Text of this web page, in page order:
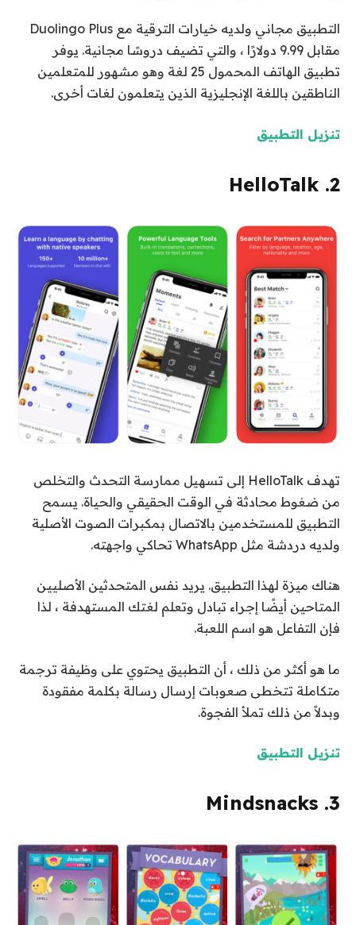
التطبيق مجاني ولديه خيارات الترقية مع Duolingo Plus
مقابل 9.99 دولارًا ، والتي تضيف دروسًا مجانية. يوفر
تطبيق الهاتف المحمول 25 لغة وهو مشهور للمتعلمين
الناطقين باللغة الإنجليزية الذين يتعلمون لغات أخرى.
تنزيل التطبيق
2. HelloTalk
تهدف HelloTalk إلى تسهيل ممارسة التحدث والتخلص
من ضغوط محادثة في الوقت الحقيقي والحياة. يسمح
التطبيق للمستخدمين بالاتصال بمكبرات الصوت الأصلية
ولديه دردشة مثل WhatsApp تحاكي واجهته.
هناك ميزة لهذا التطبيق. يريد نفس المتحدثين الأصليين
المتاحين أيضًا إجراء تبادل وتعلم لغتك المستهدفة ، لذا
فإن التفاعل هو اسم اللعبة.
ما هو أكثر من ذلك ، أن التطبيق يحتوي على وظيفة ترجمة
متكاملة تتخطى صعوبات إرسال رسالة بكلمة مفقودة
وبدلاً من ذلك تملأ الفجوة.
تنزيل التطبيق
3. Mindsnacks